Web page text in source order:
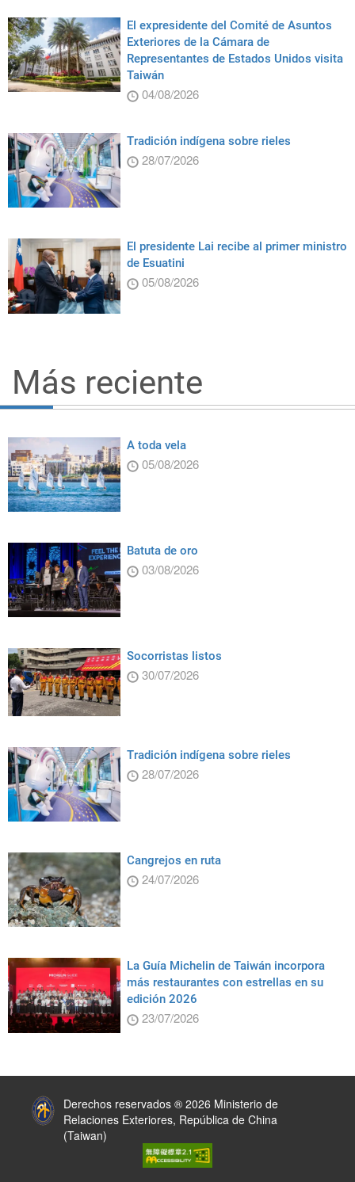
El expresidente del Comité de Asuntos
Exteriores de la Cámara de
Representantes de Estados Unidos visita
Taiwán
04/08/2026
Tradición indígena sobre rieles
28/07/2026
El presidente Lai recibe al primer ministro
de Esuatini
05/08/2026
Más reciente
A toda vela
05/08/2026
Batuta de oro
03/08/2026
Socorristas listos
30/07/2026
Tradición indígena sobre rieles
28/07/2026
Cangrejos en ruta
24/07/2026
La Guía Michelin de Taiwán incorpora
más restaurantes con estrellas en su
edición 2026
23/07/2026
Derechos reservados ® 2026 Ministerio de
Relaciones Exteriores, República de China
(Taiwan)